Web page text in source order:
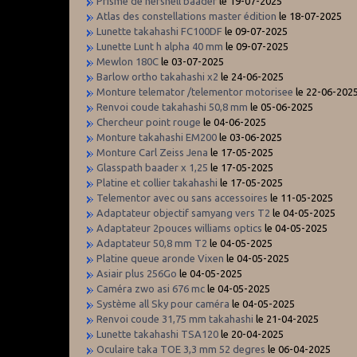
Atlas des constellations master édition le 18-07-2025
Lunette takahashi FC100DF le 09-07-2025
Lunette Lunt h alpha 40 mm le 09-07-2025
Mewlon 180C le 03-07-2025
Barlow ortho takahashi x2 le 24-06-2025
Monture telemator /telementor motorisee le 22-06-
Renvoi coude takahashi 50,8 mm le 05-06-2025
Chercheur point rouge le 04-06-2025
Monture takahashi EM200 le 03-06-2025
Monture Carl Zeiss Jena le 17-05-2025
Glasspath baader x 1,25 le 17-05-2025
Platine et collier takahashi le 17-05-2025
Telementor avec ou sans accessoires le 11-05-2025
Adaptateur objectif samyang vers T2 le 04-05-2025
Adaptateur 2pouces williams optics le 04-05-2025
Adaptateur 50,8 mm T2 le 04-05-2025
Platine queue aronde Vixen le 04-05-2025
Asiair plus 256Go le 04-05-2025
Caméra zwo asi 676 mc le 04-05-2025
Système all Sky pour caméra le 04-05-2025
Renvoi coude 31,75 mm takahashi le 21-04-2025
Lunette takahashi TSA120 le 20-04-2025
Oculaire taka TOE 3,3 mm 52 degres le 06-04-2025